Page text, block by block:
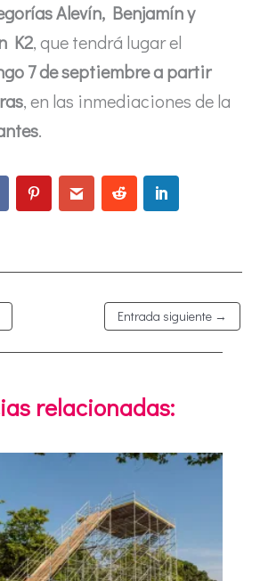
Alevín, Benjamín y
K2, que tendrá lugar el
7 de septiembre a partir
, en las inmediaciones de la
.
Entrada siguiente →
relacionadas: